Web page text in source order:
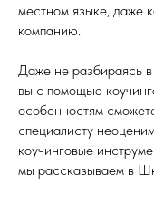
местном языке, даже
компанию.
Даже не разбираясь
вы с помощью
особенностям
специалисту
коучинговые
мы рассказываем в